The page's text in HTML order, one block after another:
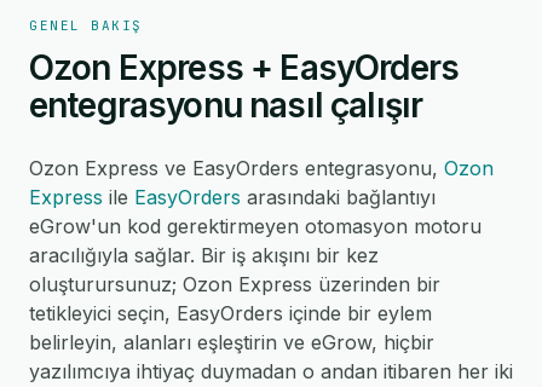
GENEL BAKIŞ
Ozon Express + EasyOrders
entegrasyonu nasıl çalışır
Ozon Express ve EasyOrders entegrasyonu, Ozon
Express ile EasyOrders arasındaki bağlantıyı
eGrow'un kod gerektirmeyen otomasyon motoru
aracılığıyla sağlar. Bir iş akışını bir kez
oluşturursunuz; Ozon Express üzerinden bir
tetikleyici seçin, EasyOrders içinde bir eylem
belirleyin, alanları eşleştirin ve eGrow, hiçbir
yazılımcıya ihtiyaç duymadan o andan itibaren her iki